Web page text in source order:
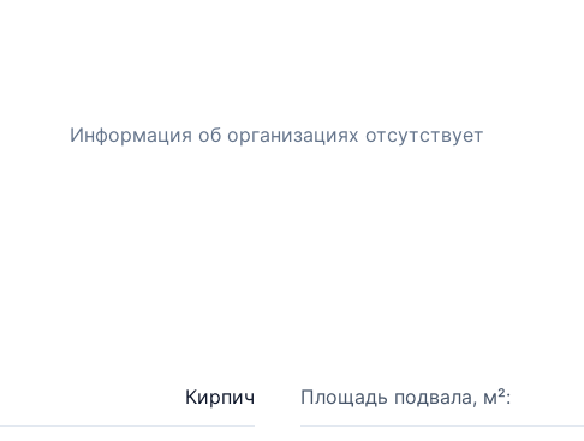
Информация об организациях отсутствует
Кирпич Площадь подвала, м²: